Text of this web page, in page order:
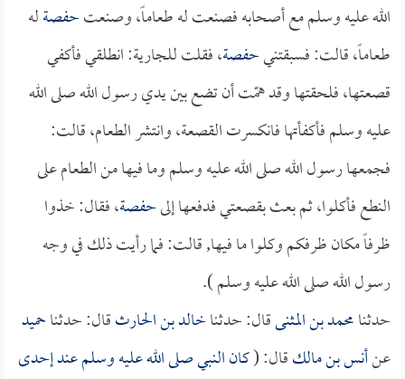
الله عليه وسلم مع أصحابه فصنعت له طعاماً، وصنعتحفصةله
طعاماً، قالت: فسبقتنيحفصة، فقلت للجارية: انطلقي فأكفي
قصعتها، فلحقتها وقد همّت أن تضع بين يدي رسول الله صلى الله
عليه وسلم فأكفأتها فانكسرت القصعة، وانتشر الطعام، قالت:
فجمعها رسول الله صلى الله عليه وسلم وما فيها من الطعام على
النطع فأكلوا، ثم بعث بقصعتي فدفعها إلىحفصة، فقال: خذوا
ظرفاً مكان ظرفكم وكلوا ما فيها, قالت: فما رأيت ذلك في وجه
رسول الله صلى الله عليه وسلم ).
حدثنامحمد بن المثنىقال: حدثناخالد بن الحارثقال: حدثناحميد
عنأنس بن مالكقال: (كان النبي صلى الله عليه وسلم عند إحدى